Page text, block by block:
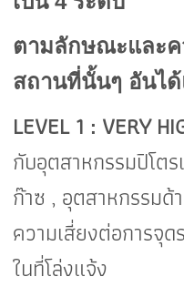
ตามลักษณะและค
สถานที่นั้นๆ อันไ
LEVEL 1 : VERY
กับอุตสาหกรรมปิโตร
ก๊าซ , อุตสาหกรรมด้
ความเสี่ยงต่อการจุ
ในที่โล่งแจ้ง